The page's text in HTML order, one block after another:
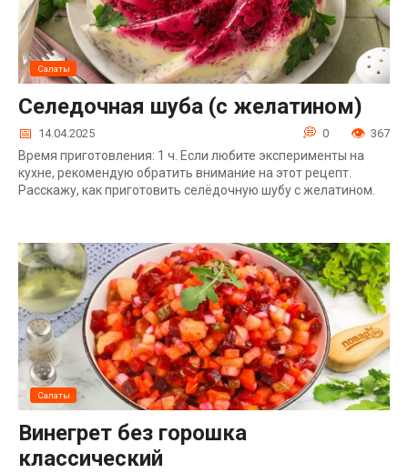
Салаты
Селедочная шуба (с желатином)
14.04.2025 0 367
Время приготовления: 1 ч. Если любите эксперименты на
кухне, рекомендую обратить внимание на этот рецепт.
Расскажу, как приготовить селёдочную шубу с желатином.
Салаты
Винегрет без горошка
классический